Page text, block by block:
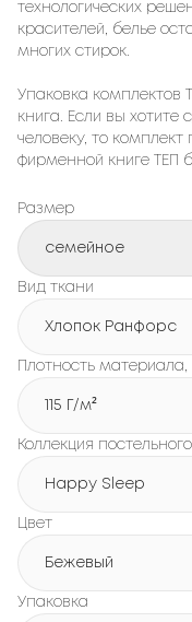
технологических
красителей, белье
многих стирок.
Упаковка комплектов
книга. Если вы хотите
человеку, то комплект
фирменной книге ТЕП
Размер
семейное
Вид ткани
Хлопок Ранфорс
Плотность материала,
115 Г/м²
Коллекция
Happy Sleep
Цвет
Бежевый
Упаковка